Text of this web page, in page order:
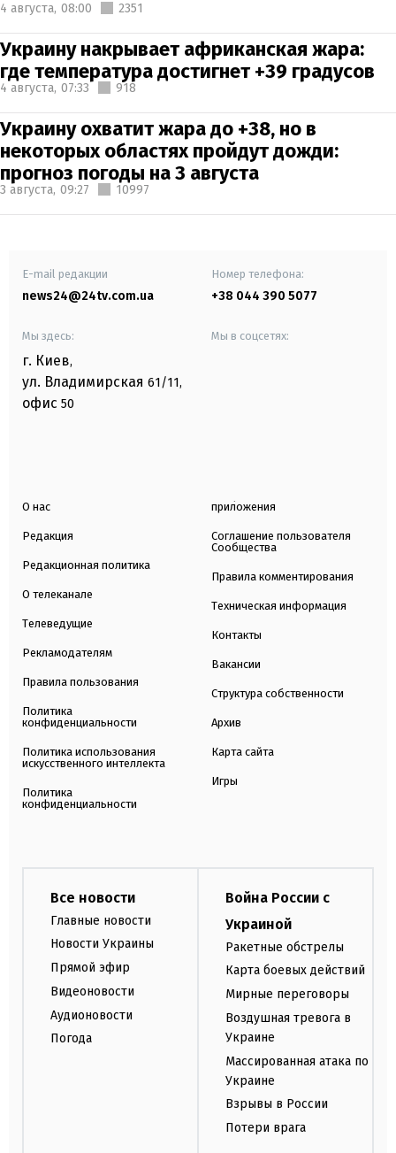
4 августа, 08:00 2351
Украину накрывает африканская жара:
где температура достигнет +39 градусов
4 августа, 07:33 918
Украину охватит жара до +38, но в
некоторых областях пройдут дожди:
прогноз погоды на 3 августа
3 августа, 09:27 10997
E-mail редакции
news24@24tv.com.ua
Номер телефона:
+38 044 390 5077
Мы здесь:
г. Киев,
ул. Владимирская 61/11,
офис 50
Мы в соцсетях:
О нас
Редакция
Редакционная политика
О телеканале
Телеведущие
Рекламодателям
Правила пользования
Политика
конфиденциальности
Политика использования
искусственного интеллекта
Политика
конфиденциальности
приложения
Соглашение пользователя
Сообщества
Правила комментирования
Техническая информация
Контакты
Вакансии
Структура собственности
Архив
Карта сайта
Игры
Все новости
Главные новости
Новости Украины
Прямой эфир
Видеоновости
Аудионовости
Погода
Война России с
Украиной
Ракетные обстрелы
Карта боевых действий
Мирные переговоры
Воздушная тревога в
Украине
Массированная атака по
Украине
Взрывы в России
Потери врага